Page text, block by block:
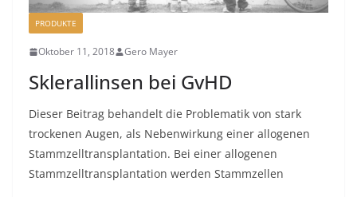
PRODUKTE
Oktober 11, 2018 Gero Mayer
Sklerallinsen bei GvHD
Dieser Beitrag behandelt die Problematik von stark
trockenen Augen, als Nebenwirkung einer allogenen
Stammzelltransplantation. Bei einer allogenen
Stammzelltransplantation werden Stammzellen